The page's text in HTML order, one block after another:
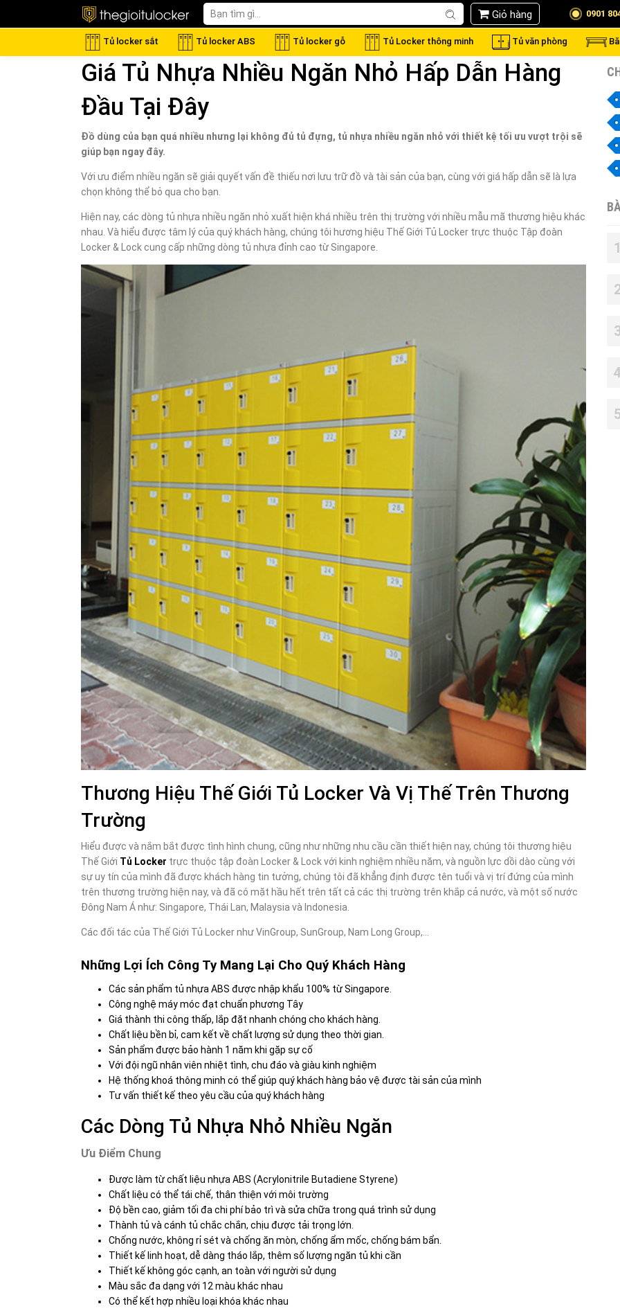
Giỏ hàng 0901
Tủ locker sắt Tủ locker ABS Tủ locker gỗ Tủ Locker thông minh Tủ văn phòng
Giá Tủ Nhựa Nhiều Ngăn Nhỏ Hấp Dẫn Hàng
Đầu Tại Đây
Đồ dùng của bạn quá nhiều nhưng lại không đủ tủ đựng, tủ nhựa nhiều ngăn nhỏ với thiết kệ tối ưu vượt trội sẽ
giúp bạn ngay đây.
Với ưu điểm nhiều ngăn sẽ giải quyết vấn đề thiếu nơi lưu trữ đồ và tài sản của bạn, cùng với giá hấp dẫn sẽ là lựa
chọn không thể bỏ qua cho bạn.
Hiện nay, các dòng tủ nhựa nhiều ngăn nhỏ xuất hiện khá nhiều trên thị trường với nhiều mẫu mã thương hiệu khác
nhau. Và hiểu được tâm lý của quý khách hàng, chúng tôi hương hiệu Thế Giới Tủ Locker trực thuộc Tập đoàn
Locker & Lock cung cấp những dòng tủ nhựa đỉnh cao từ Singapore.
Thương Hiệu Thế Giới Tủ Locker Và Vị Thế Trên Thương
Trường
Hiểu được và nắm bắt được tình hình chung, cũng như những nhu cầu cần thiết hiện nay, chúng tôi thương hiệu
Thế Giới Tủ Locker trực thuộc tập đoàn Locker & Lock với kinh nghiệm nhiều năm, và nguồn lực dồi dào cùng với
sự uy tín của mình đã được khách hàng tin tưởng, chúng tôi đã khẳng định được tên tuổi và vị trí đứng của mình
trên thương trường hiện nay, và đã có mặt hầu hết trên tất cả các thị trường trên khắp cả nước, và một số nước
Đông Nam Á như: Singapore, Thái Lan, Malaysia và Indonesia.
Các đối tác của Thế Giới Tủ Locker như VinGroup, SunGroup, Nam Long Group,…
Những Lợi Ích Công Ty Mang Lại Cho Quý Khách Hàng
Các sản phẩm tủ nhựa ABS được nhập khẩu 100% từ Singapore.
Công nghệ máy móc đạt chuẩn phương Tây
Giá thành thi công thấp, lắp đặt nhanh chóng cho khách hàng.
Chất liệu bền bỉ, cam kết về chất lượng sử dụng theo thời gian.
Sản phẩm được bảo hành 1 năm khi gặp sự cố
Với đội ngũ nhân viên nhiệt tình, chu đáo và giàu kinh nghiệm
Hệ thống khoá thông minh có thể giúp quý khách hàng bảo vệ được tài sản của mình
Tư vấn thiết kế theo yêu cầu của quý khách hàng
Các Dòng Tủ Nhựa Nhỏ Nhiều Ngăn
Ưu Điểm Chung
Được làm từ chất liệu nhựa ABS (Acrylonitrile Butadiene Styrene)
Chất liệu có thể tái chế, thân thiện với môi trường
Độ bền cao, giảm tối đa chi phí bảo trì và sửa chữa trong quá trình sử dụng
Thành tủ và cánh tủ chắc chắn, chịu được tải trọng lớn.
Chống nước, không rỉ sét và chống ăn mòn, chống ẩm mốc, chống bám bẩn.
Thiết kế linh hoạt, dễ dàng tháo lắp, thêm số lượng ngăn tủ khi cần
Thiết kế không góc cạnh, an toàn với người sử dụng
Màu sắc đa dạng với 12 màu khác nhau
Có thể kết hợp nhiều loại khóa khác nhau
1
4